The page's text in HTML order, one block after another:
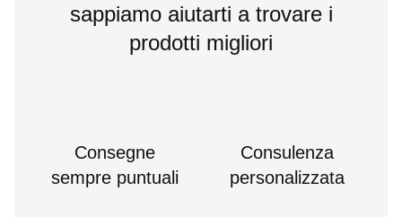
sappiamo aiutarti a trovare i
prodotti migliori
Consegne
sempre puntuali
Consulenza
personalizzata